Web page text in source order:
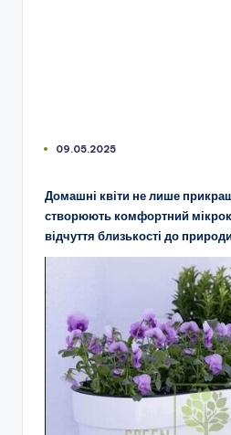
09.05.2025
Домашні квіти не лише
створюють комфортний
відчуття близькості до